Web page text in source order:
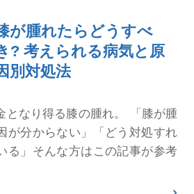
が腫れたらどうすべ
? 考えられる病気と原
別対処法
となり得る膝の腫れ。 「膝が腫
が分からない」「どう対処すれ
る」そんな方はこの記事が参考